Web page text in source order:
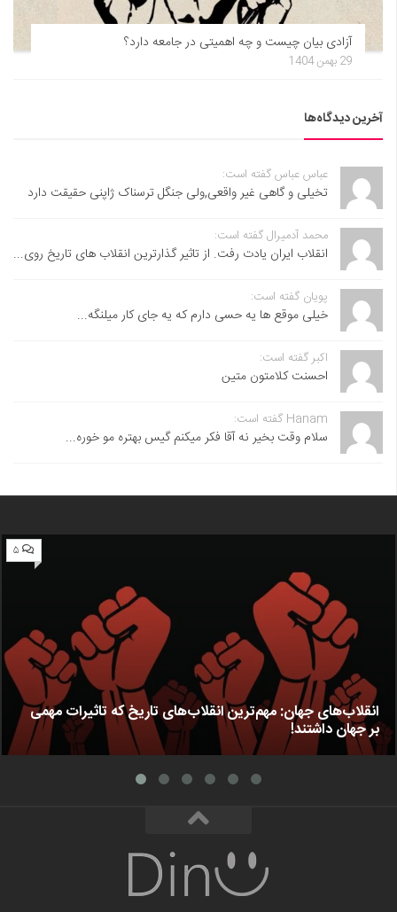
آزادی بیان چیست و چه اهمیتی در جامعه دارد؟
29 بهمن 1404
آخرین دیدگاه‌ها
عباس عباس گفته است:
تخیلی و گاهی غیر واقعی,ولی جنگل ترسناک ژاپنی حقیقت دارد
محمد آدمیرال گفته است:
انقلاب ایران یادت رفت. از تاثیر گذارترین انقلاب های تاریخ روی...
پویان گفته است:
خیلی موقع ها یه حسی دارم که یه جای کار میلنگه...
اکبر گفته است:
احسنت ‌کلامتون متین
Hanam گفته است:
سلام وقت بخیر نه آقا فکر میکنم گیس بهتره مو خوره...
۵
انقلاب‌های جهان: مهم‌ترین انقلاب‌های تاریخ که تاثیرات مهمی
بر جهان داشتند!